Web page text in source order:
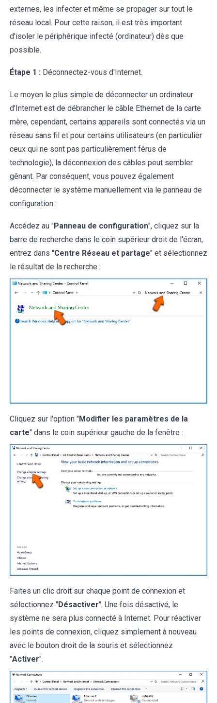
externes, les infecter et même se propager sur tout le
réseau local. Pour cette raison, il est très important
d'isoler le périphérique infecté (ordinateur) dès que
possible.
Étape 1 : Déconnectez-vous d'Internet.
Le moyen le plus simple de déconnecter un ordinateur
d'Internet est de débrancher le câble Ethernet de la carte
mère, cependant, certains appareils sont connectés via un
réseau sans fil et pour certains utilisateurs (en particulier
ceux qui ne sont pas particulièrement férus de
technologie), la déconnexion des câbles peut sembler
gênant. Par conséquent, vous pouvez également
déconnecter le système manuellement via le panneau de
configuration :
Accédez au "Panneau de configuration", cliquez sur la
barre de recherche dans le coin supérieur droit de l'écran,
entrez dans "Centre Réseau et partage" et sélectionnez
le résultat de la recherche :
Cliquez sur l'option "Modifier les paramètres de la
carte" dans le coin supérieur gauche de la fenêtre :
Faites un clic droit sur chaque point de connexion et
sélectionnez "Désactiver". Une fois désactivé, le
système ne sera plus connecté à Internet. Pour réactiver
les points de connexion, cliquez simplement à nouveau
avec le bouton droit de la souris et sélectionnez
"Activer".